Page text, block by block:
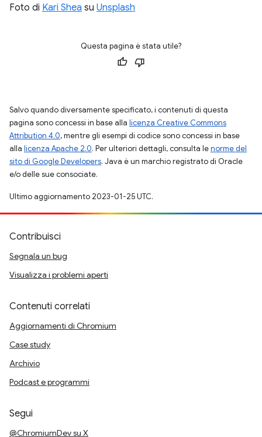
Foto di Kari Shea su Unsplash
Questa pagina è stata utile?
Salvo quando diversamente specificato, i contenuti di questa
pagina sono concessi in base alla licenza Creative Commons
Attribution 4.0, mentre gli esempi di codice sono concessi in base
alla licenza Apache 2.0. Per ulteriori dettagli, consulta lenorme del
sito di Google Developers. Java è un marchio registrato di Oracle
e/o delle sue consociate.
Ultimo aggiornamento 2023-01-25 UTC.
Contribuisci
Segnala un bug
Visualizza i problemi aperti
Contenuti correlati
Aggiornamenti di Chromium
Case study
Archivio
Podcast e programmi
Segui
@ChromiumDev su X